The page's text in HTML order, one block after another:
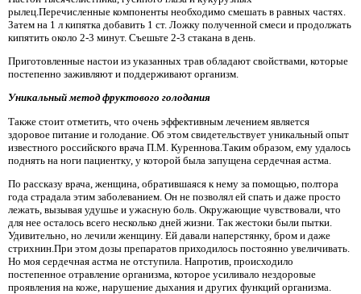
рылец.Перечисленные компоненты необходимо смешать в равных частях.
Затем на 1 л кипятка добавить 1 ст. Ложку полученной смеси и продолжать
кипятить около 2-3 минут. Съешьте 2-3 стакана в день.
Приготовленные настои из указанных трав обладают свойствами, которые
постепенно заживляют и поддерживают организм.
Уникальный метод фруктового голодания
Также стоит отметить, что очень эффективным лечением является
здоровое питание и голодание. Об этом свидетельствует уникальный опыт
известного российского врача П.М. Куреннова.Таким образом, ему удалось
поднять на ноги пациентку, у которой была запущена сердечная астма.
По рассказу врача, женщина, обратившаяся к нему за помощью, полтора
года страдала этим заболеванием. Он не позволял ей спать и даже просто
лежать, вызывая удушье и ужасную боль. Окружающие чувствовали, что
для нее осталось всего несколько дней жизни. Так жестоки были пытки.
Удивительно, но лечили женщину. Ей давали наперстянку, бром и даже
стрихнин.При этом дозы препаратов приходилось постоянно увеличивать.
Но моя сердечная астма не отступила. Напротив, происходило
постепенное отравление организма, которое усиливало нездоровые
проявления на коже, нарушение дыхания и других функций организма.